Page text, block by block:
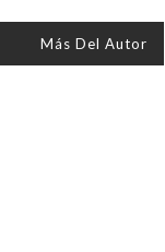
Más Del Autor